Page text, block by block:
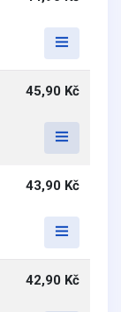
45,90 Kč
43,90 Kč
42,90 Kč